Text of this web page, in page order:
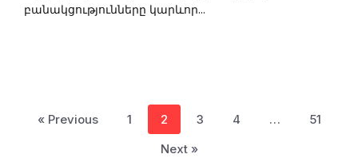
բանակցությունները կարևոր...
« Previous 1 2 3 4 …
51
Next »